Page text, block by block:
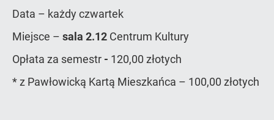
Data – każdy czwartek
Miejsce – sala 2.12 Centrum Kultury
Opłata za semestr - 120,00 złotych
* z Pawłowicką Kartą Mieszkańca – 100,00 złotych